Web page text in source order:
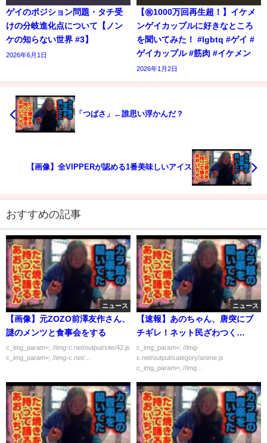
ゲイのポジション問題・タチ受
けの分岐進化点について【ノン
ケの知らない世界 #3】
2026年6月1日
【㊗️1000万回再生超！】イケメ
ンゲイカップルに好きなところ
を聞いてみた！ #lgbtq #ゲイ #
ゲイカップル #筋肉 #イケメン
2026年1月2日
「つばさ」←誰思い浮かんだ？
【画像】全VIPPERが認める1番美味しいアイス
おすすめの記事
ニュース
【画像】元ZOZO前澤友作さん、
謎のメンツと食事会をする
c_img_param=; //img-c.net/output/site/42.js
c_img_param=; //img-c.net/...
ニュース
【速報】あのちゃん、唐突にブ
チギレ！ネット民ざわつく…
c_img_param=; //img-
c.net/output/category/anime.js
c_img_param=; //img...